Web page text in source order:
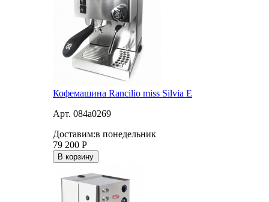
Кофемашина Rancilio miss Silvia E
Арт. 084a0269
Доставим:в понедельник
79 200 Р
В корзину